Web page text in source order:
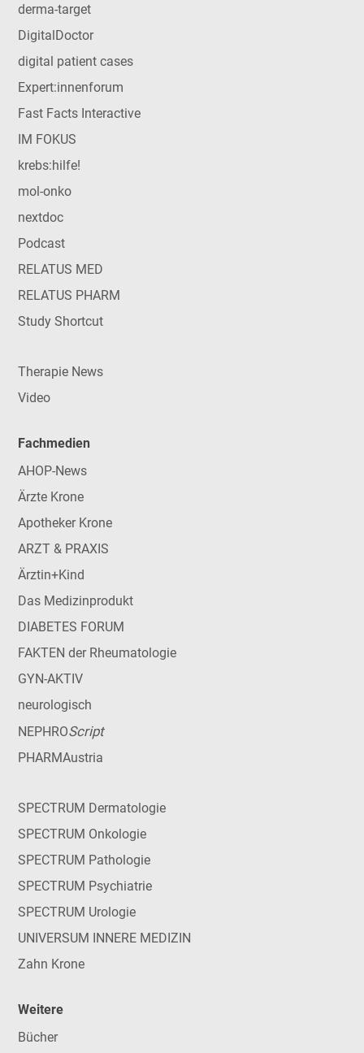
derma-target
DigitalDoctor
digital patient cases
Expert:innenforum
Fast Facts Interactive
IM FOKUS
krebs:hilfe!
mol-onko
nextdoc
Podcast
RELATUS MED
RELATUS PHARM
Study Shortcut
Therapie News
Video
Fachmedien
AHOP-News
Ärzte Krone
Apotheker Krone
ARZT & PRAXIS
Ärztin+Kind
Das Medizinprodukt
DIABETES FORUM
FAKTEN der Rheumatologie
GYN-AKTIV
neurologisch
NEPHROScript
PHARMAustria
SPECTRUM Dermatologie
SPECTRUM Onkologie
SPECTRUM Pathologie
SPECTRUM Psychiatrie
SPECTRUM Urologie
UNIVERSUM INNERE MEDIZIN
Zahn Krone
Weitere
Bücher